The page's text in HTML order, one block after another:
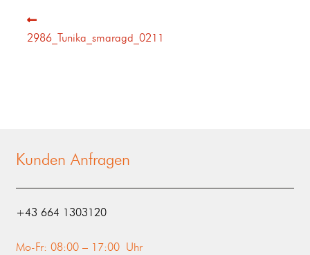
2986_Tunika_smaragd_0211
Kunden Anfragen
‭+43 664 1303120‬
Mo-Fr: 08:00 – 17:00 Uhr